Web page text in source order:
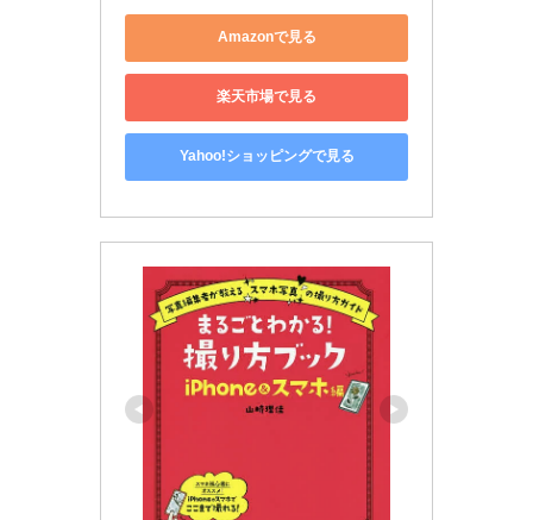
Amazonで見る
楽天市場で見る
Yahoo!ショッピングで見る